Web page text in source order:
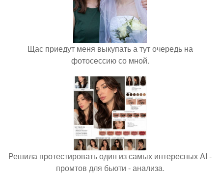
Щас приедут меня выкупать а тут очередь на
фотосессию со мной.
Решила протестировать один из самых интересных AI -
промтов для бьюти - анализа.